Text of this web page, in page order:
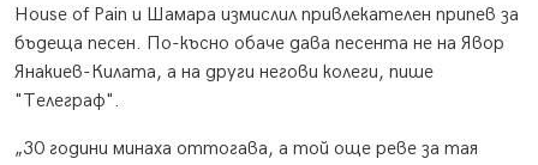
House of Pain и Шамара измислил привлекателен припев за
бъдеща песен. По-късно обаче дава песента не на Явор
Янакиев-Килата, а на други негови колеги, пише
"Телеграф".
„30 години минаха оттогава, а той още реве за тая